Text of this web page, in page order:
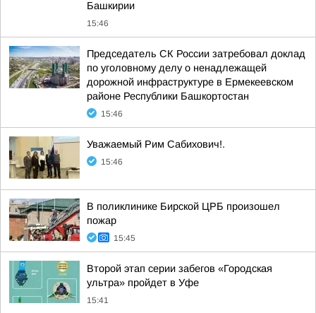
Башкирии
15:46
Председатель СК России затребовал доклад
по уголовному делу о ненадлежащей
дорожной инфраструктуре в Ермекеевском
районе Республики Башкортостан
15:46
Уважаемый Рим Сабихович!.
15:46
В поликлинике Бирской ЦРБ произошел
пожар
15:45
Второй этап серии забегов «Городская
ультра» пройдет в Уфе
15:41